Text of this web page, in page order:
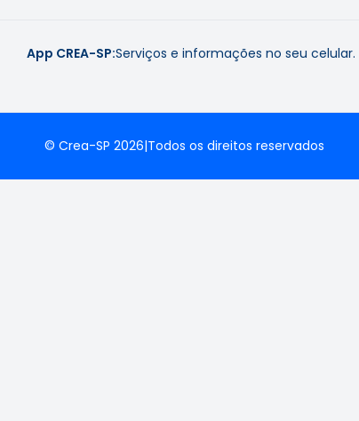
App CREA-SP:Serviços e informações no seu celular.
© Crea-SP 2026|Todos os direitos reservados